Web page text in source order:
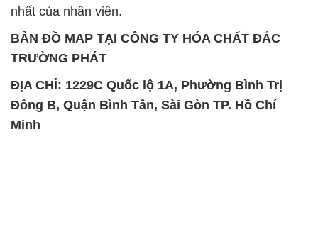
nhất của nhân viên.
BẢN ĐỒ MAP TẠI CÔNG TY HÓA CHẤT ĐẮC
TRƯỜNG PHÁT
ĐỊA CHỈ: 1229C Quốc lộ 1A, Phường Bình Trị
Đông B, Quận Bình Tân, Sài Gòn TP. Hồ Chí
Minh